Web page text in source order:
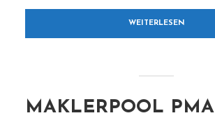
WEITERLESEN
MAKLERPOOL PMA